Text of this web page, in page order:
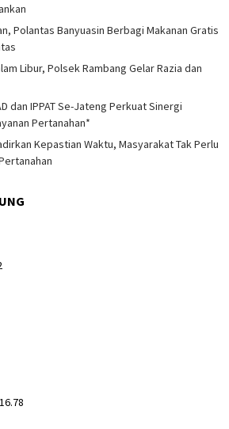
Polantas Banyuasin Berbagi Makanan Gratis
Libur, Polsek Rambang Gelar Razia dan
dan IPPAT Se-Jateng Perkuat Sinergi
Pertanahan*
Kepastian Waktu, Masyarakat Tak Perlu